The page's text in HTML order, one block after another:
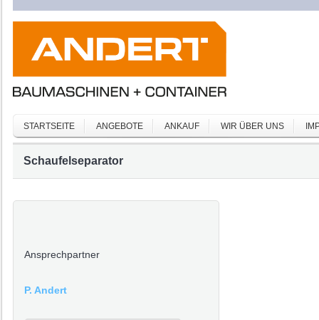
STARTSEITE ANGEBOTE ANKAUF WIR ÜBER UNS
Schaufelseparator
Ansprechpartner
P. Andert